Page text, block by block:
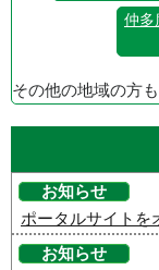
仲多
その他の地域の方
お知らせ
ポータルサイトを
お知らせ